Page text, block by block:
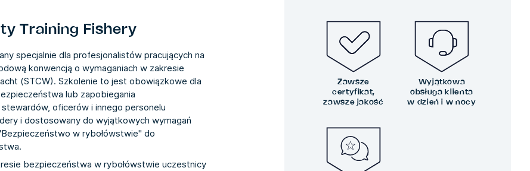
Training Fishery
specjalnie dla profesjonalistów pracujących na
konwencją o wymaganiach w zakresie
(STCW). Szkolenie to jest obowiązkowe dla
lub zapobiegania
stewardów, oficerów i innego personelu
i dostosowany do wyjątkowych wymagań
w rybołówstwie" do
bezpieczeństwa w rybołówstwie uczestnicy
Zawsze
certyfikat,
zawsze jakość
Wyjątkowa
obsługa klienta
w dzień i w nocy